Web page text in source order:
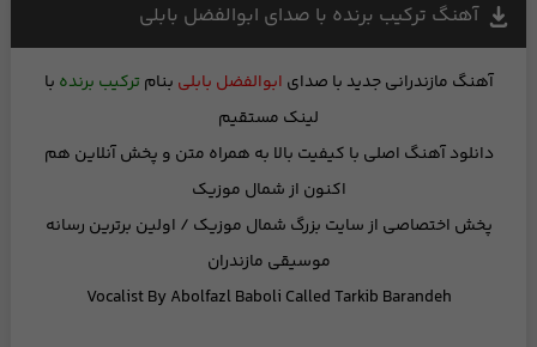
آهنگ ترکیب برنده با صدای ابوالفضل بابلی
آهنگ مازندرانی جدید با صدای ابوالفضل بابلی بنام ترکیب برنده با
لینک مستقیم
دانلود آهنگ اصلی با کیفیت بالا به همراه متن و پخش آنلاین هم
اکنون از شمال موزیک
پخش اختصاصی ازسایت بزرگ شمال موزیک / اولین برترین رسانه
موسیقی مازندران
Vocalist ByAbolfazl Baboli CalledTarkib Barandeh